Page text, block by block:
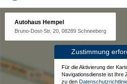
Autohaus Hempel
Bruno-Dost-Str. 20, 08289 Schneeberg
Zustimmung
Für die Aktivierung der
Navigationsdienste ist Ihre
zu den